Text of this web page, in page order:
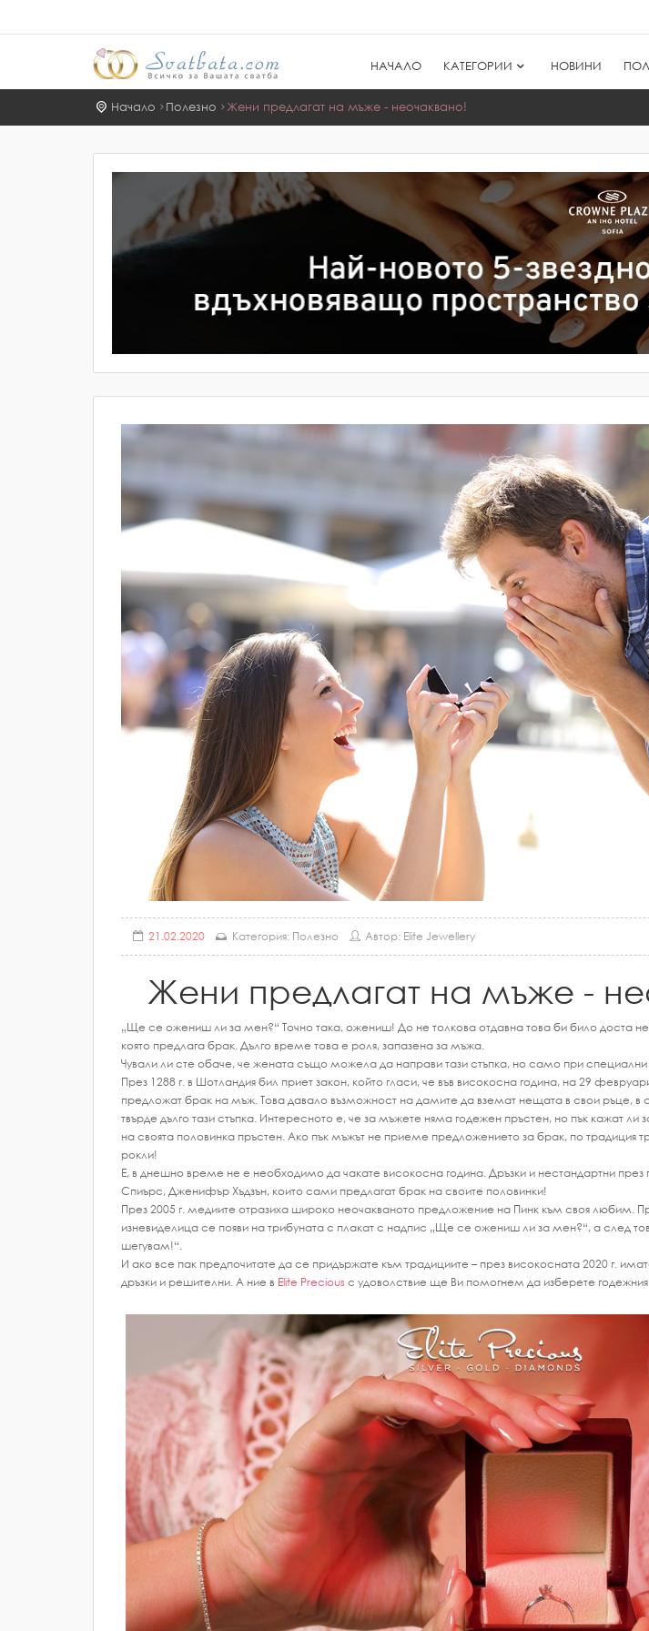
НАЧАЛО КАТЕГОРИИ НОВИНИ
Начало Полезно Жени предлагат на мъже - неочаквано!
21.02.2020 Категория: Полезно Автор: Elite Jewellery
Жени предлагат на мъже -
„Ще се ожениш ли за мен?“ Tочно така, ожениш! До не толкова отдавна това би било доста
която предлага брак. Дълго време това е роля, запазена за мъжа.
Чували ли сте обаче, че жената също можела да направи тази стъпка, но само при специални
През 1288 г. в Шотландия бил приет закон, който гласи, че във високосна година, на 29
предложат брак на мъж. Това давало възможност на дамите да вземат нещата в свои ръце, в
твърде дълго тази стъпка. Интересното е, че за мъжете няма годежен пръстен, но пък кажат ли
на своята половинка пръстен. Ако пък мъжът не приеме предложението за брак, по традиция
рокли!
Е, в днешно време не е необходимо да чакате високосна година. Дръзки и нестандартни през
Спиърс, Дженифър Хъдзън, които сами предлагат брак на своите половинки!
През 2005 г. медиите отразиха широко неочакваното предложение на Пинк към своя любим.
изневиделица се появи на трибуната с плакат с надпис „Ще се ожениш ли за мен?“, а след
шегувам!“.
И ако все пак предпочитате да се придържате към традициите – през високосната 2020 г.
дръзки и решителни. А ние в Elite Precious с удоволствие ще Ви помогнем да изберете